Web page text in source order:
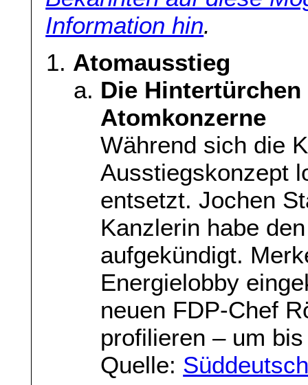
Information hin.
Atomausstieg
Die
Atomkonzerne
Während sich die
Ausstiegskonzept
entsetzt. Jochen
Kanzlerin habe
aufgekündigt.
Energielobby
neuen FDP-Chef
profilieren – um
Quelle: